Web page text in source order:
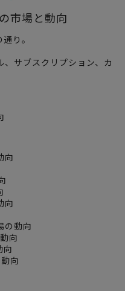
市場と動向
り。
サブスクリプション、カ
向
向
の動向
向
向
向